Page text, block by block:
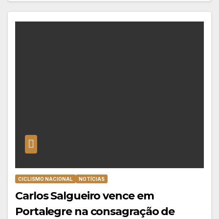
CICLISMO NACIONAL NOTÍCIAS
Carlos Salgueiro vence em
Portalegre na consagração de